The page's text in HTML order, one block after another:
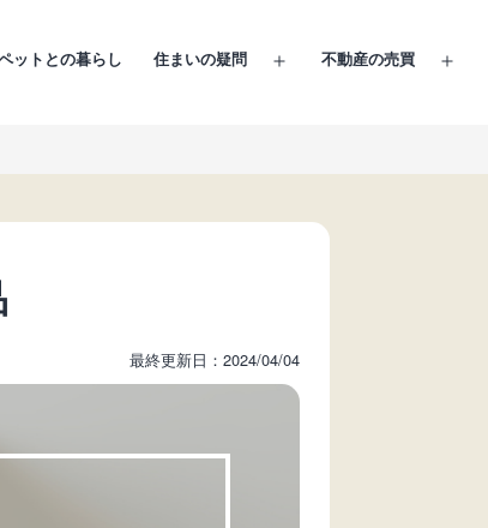
ットとの暮らし 住まいの疑問
メ
開
不動産の売買
メ
最終更新日：2024/04/04